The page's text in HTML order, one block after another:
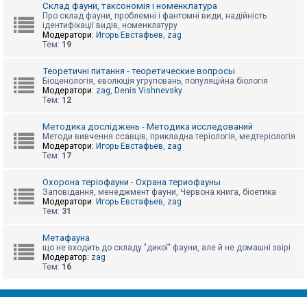
т
р
а
б
е
д
п
о
е
й
А
Склад фауни, таксономія і номенклатура
Про склад фауни, проблемні і фантомні види, надійність
ідентифікації видів, номенклатуру
Модератори: Игорь Евстафьев, zag
Тем: 19
Теоретичні питання - теоретические вопросы
Біоценологія, еволюція угруповань, популяційна біологія
Модератори: zag, Denis Vishnevsky
Тем: 12
Методика досліджень - Методика исследований
Методи вивчення ссавців, прикладна теріологія, медтеріологія
Модератори: Игорь Евстафьев, zag
Тем: 17
Охорона теріофауни - Охрана териофауны
Заповідання, менеджмент фауни, Червона книга, біоетика
Модератори: Игорь Евстафьев, zag
Тем: 31
Метафауна
що не входить до складу "дикої" фауни, але й не домашні звірі
Модератор: zag
Тем: 16